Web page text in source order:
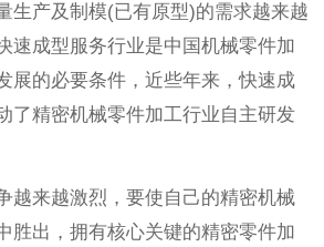
生产及制模(已有原型)的需求越来越
速成型服务行业是中国机械零件加
展的必要条件，近些年来，快速成
了精密机械零件加工行业自主研发
越来越激烈，要使自己的精密机械
胜出，拥有核心关键的精密零件加